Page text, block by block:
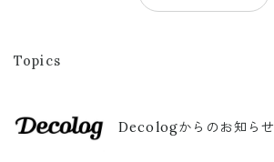
Topics
Decologからのお知らせ